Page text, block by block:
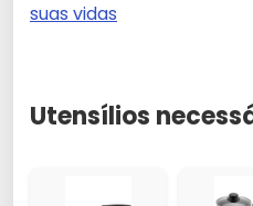
suas vidas
Utensílios